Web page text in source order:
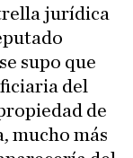
jurídica
supo que
del
de
mucho más